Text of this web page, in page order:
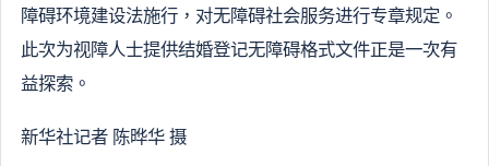
障碍环境建设法施行，对无障碍社会服务进行专章规定。
此次为视障人士提供结婚登记无障碍格式文件正是一次有
益探索。
新华社记者 陈晔华 摄